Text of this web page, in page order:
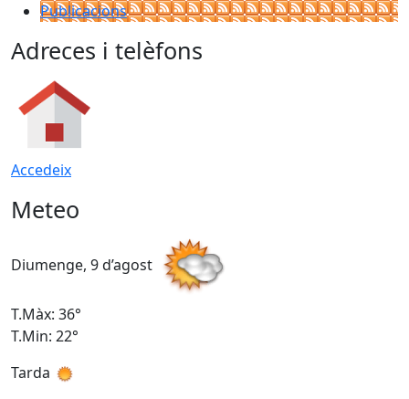
Publicacions
Adreces i telèfons
Accedeix
Meteo
Diumenge, 9 d’agost
T.Màx: 36°
T.Min: 22°
Tarda